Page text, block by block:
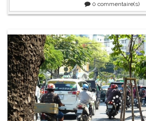
0 commentaire(s)